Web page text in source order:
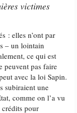
victimes
: elles n’ont par
– un lointain
ce qui est
peuvent pas faire
avec la loi Sapin.
subiraient une
comme on l’a vu
crédits pour